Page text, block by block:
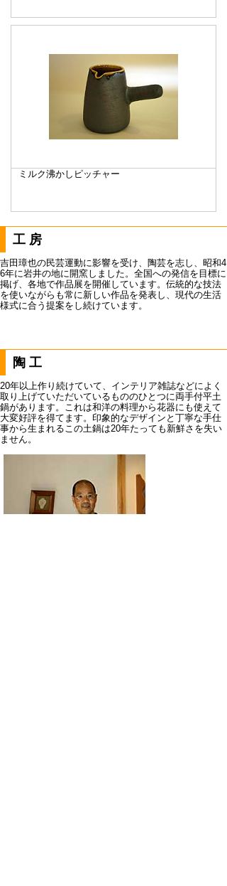
ミルク沸かしピッチャー
工房
吉田璋也の民芸運動に影響を受け、陶芸を志し、昭和4
6年に岩井の地に開窯しました。全国への発信を目標に
掲げ、各地で作品展を開催しています。伝統的な技法
を使いながらも常に新しい作品を発表し、現代の生活
様式に合う提案をし続けています。
陶工
20年以上作り続けていて、インテリア雑誌などによく
取り上げていただいているもののひとつに両手付平土
鍋があります。これは和洋の料理から花器にも使えて
大変好評を得てます。印象的なデザインと丁寧な手仕
事から生まれるこの土鍋は20年たっても新鮮さを失い
ません。